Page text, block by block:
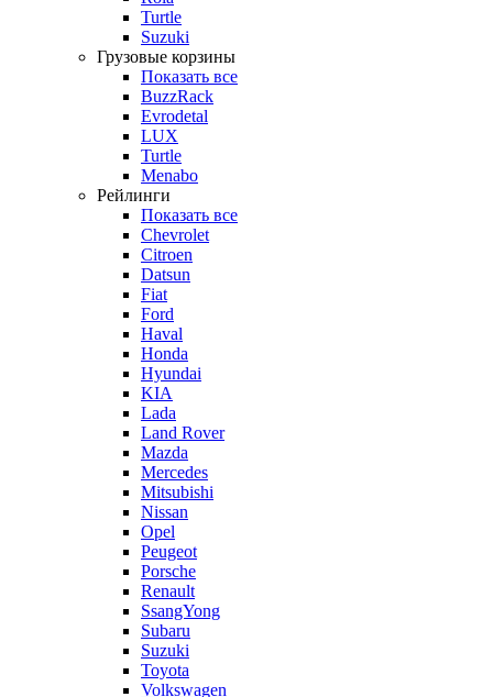
Turtle
Suzuki
Грузовые корзины
Показать все
BuzzRack
Evrodetal
LUX
Turtle
Menabo
Рейлинги
Показать все
Chevrolet
Citroen
Datsun
Fiat
Ford
Haval
Honda
Hyundai
KIA
Lada
Land Rover
Mazda
Mercedes
Mitsubishi
Nissan
Opel
Peugeot
Porsche
Renault
SsangYong
Subaru
Suzuki
Toyota
Volkswagen